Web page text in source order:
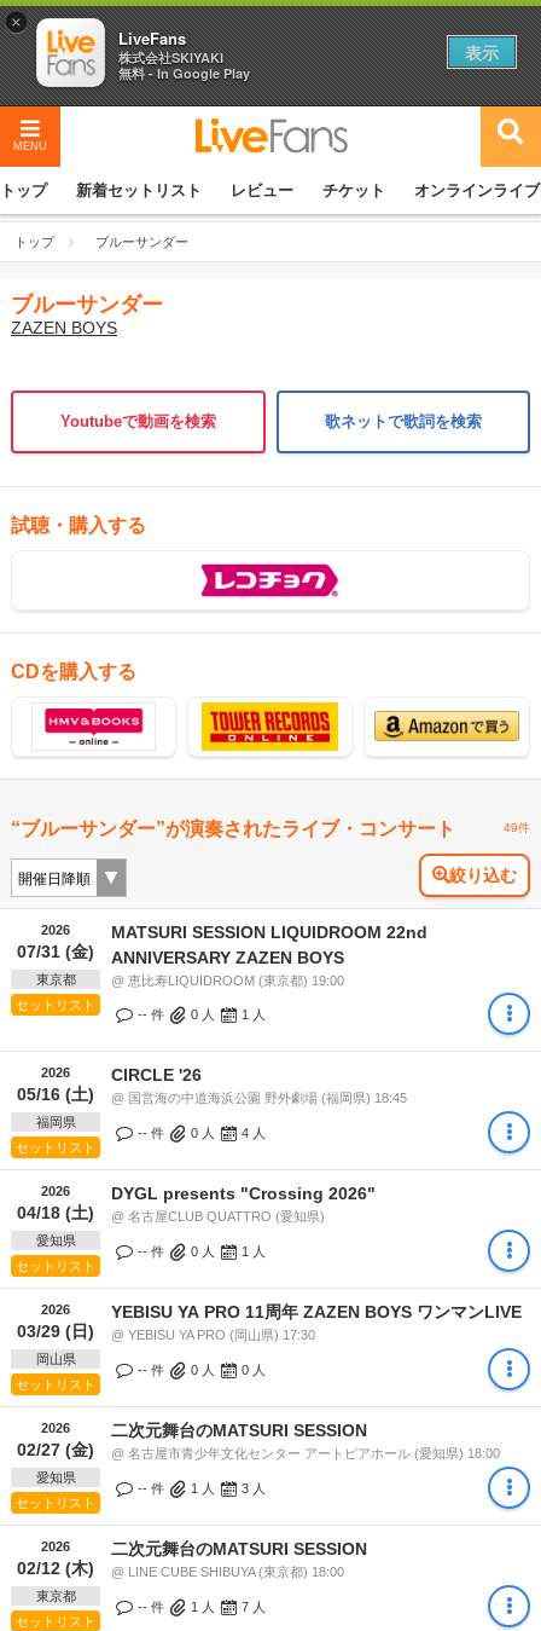
MENU
トップ 新着セットリスト レビュー チケット オンラインライブ
トップ ブルーサンダー
ブルーサンダー
ZAZEN BOYS
Youtubeで動画を検索 歌ネットで歌詞を検索
試聴・購入する
CDを購入する
“ブルーサンダー”が演奏されたライブ・コンサート 49件
絞り込む
2026
07/31 (金)
東京都
セットリスト
MATSURI SESSION LIQUIDROOM 22nd
ANNIVERSARY ZAZEN BOYS
@ 恵比寿LIQUIDROOM (東京都) 19:00
-- 件 0 人 1 人
2026
05/16 (土)
福岡県
セットリスト
CIRCLE '26
@ 国営海の中道海浜公園 野外劇場 (福岡県) 18:45
-- 件 0 人 4 人
2026
04/18 (土)
愛知県
セットリスト
DYGL presents "Crossing 2026"
@ 名古屋CLUB QUATTRO (愛知県)
-- 件 0 人 1 人
2026
03/29 (日)
岡山県
セットリスト
YEBISU YA PRO 11周年 ZAZEN BOYS ワンマンLIVE
@ YEBISU YA PRO (岡山県) 17:30
-- 件 0 人 0 人
2026
02/27 (金)
愛知県
セットリスト
二次元舞台のMATSURI SESSION
@ 名古屋市青少年文化センター アートピアホール (愛知県) 18:00
-- 件 1 人 3 人
2026
02/12 (木)
東京都
セットリスト
二次元舞台のMATSURI SESSION
@ LINE CUBE SHIBUYA (東京都) 18:00
-- 件 1 人 7 人
×
LiveFans
株式会社SKIYAKI
無料 - In Google Play
表示